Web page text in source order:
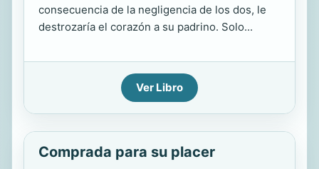
consecuencia de la negligencia de los dos, le
destrozaría el corazón a su padrino. Solo...
Ver Libro
Comprada para su placer